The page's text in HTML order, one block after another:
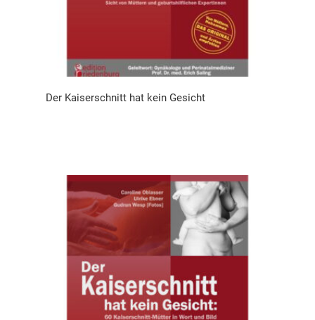
Der Kaiserschnitt hat kein Gesicht